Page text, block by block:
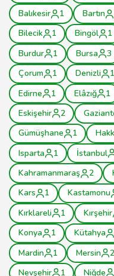
Balıkesir
1 Bartın
Bilecik
1 Bingöl 1
Burdur
1 Bursa 3
Çorum
1 Denizli 1
Edirne
1 Elâzığ 1
Eskişehir
2
Gümüşhane
1
Isparta
1 İstanbul
Kahramanmaraş
2
Kars
1 Kastamonu
Kırklareli
1 Kırşehir
Konya
1 Kütahya
Mardin
1 Mersin 2
Nevşehir
1 Niğde